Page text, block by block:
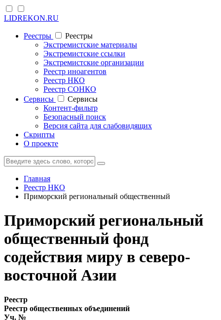
LIDREKON.RU
Реестры
Реестры
Экстремистские материалы
Экстремистские ссылки
Экстремистские организации
Реестр иноагентов
Реестр НКО
Реестр СОНКО
Cервисы
Cервисы
Контент-фильтр
Безопасный поиск
Версия сайта для слабовидящих
Скрипты
О проекте
Главная
Реестр НКО
Приморский региональный общественный
Приморский региональный
общественный фонд
содействия миру в северо-
восточной Азии
Реестр
Реестр общественных объединений
Уч. №